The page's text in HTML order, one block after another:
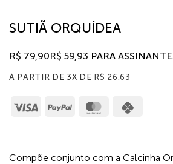
SUTIÃ ORQUÍDEA
R$ 79,90R$ 59,93 PARA
À PARTIR DE 3X DE R$ 26,63
Visa PayPal MasterCard
Compõe conjunto com a Calcinha